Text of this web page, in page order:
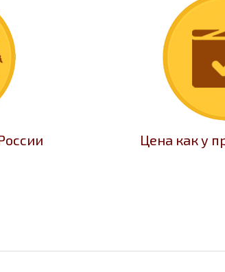
Цена как у